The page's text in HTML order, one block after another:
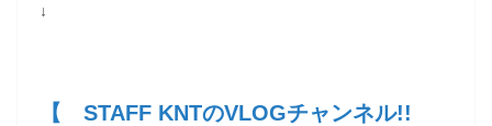
↓
【 STAFF KNTのVLOGチャンネル!!